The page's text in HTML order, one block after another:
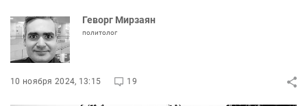
Геворг Мирзаян
политолог
10 ноября 2024, 13:15 19